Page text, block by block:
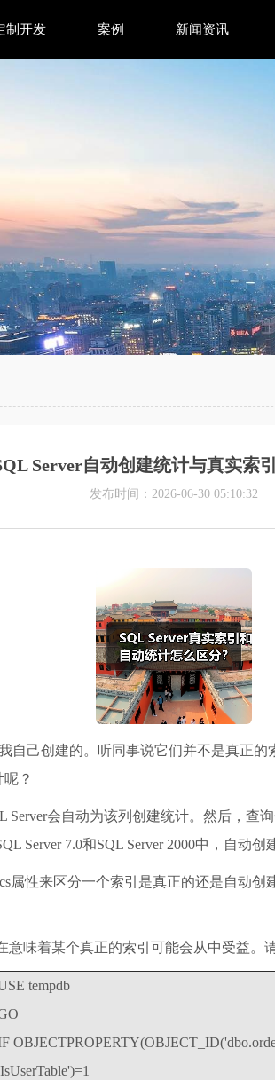
建统计与真实
制开发 案例 新闻资讯
Server自动创建统计与真实索
发布时间：2026-06-30 05:10:32
自己创建的。听同事说它们并不是真正
？
Server会自动为该列创建统计。然后，
Server 7.0和SQL Server 2000中，自动创
属性来区分一个索引是真正的还是自动
味着某个真正的索引可能会从中受益。
tempdb